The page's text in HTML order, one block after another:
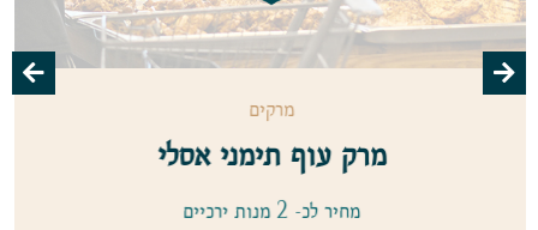
עוף תימני אסלי